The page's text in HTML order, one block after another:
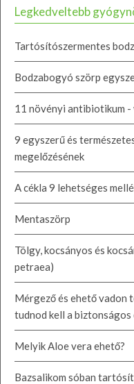
Legkedveltebb
Tartósítószermentes
Bodzabogyó szörp
11 növényi antibiotikum -
9 egyszerű és
megelőzésének
A cékla 9 lehetséges
Mentaszörp
Tölgy, kocsányos és
petraea)
Mérgező és ehető vadon
tudnod kell a
Melyik Aloe vera ehető?
Bazsalikom sóban